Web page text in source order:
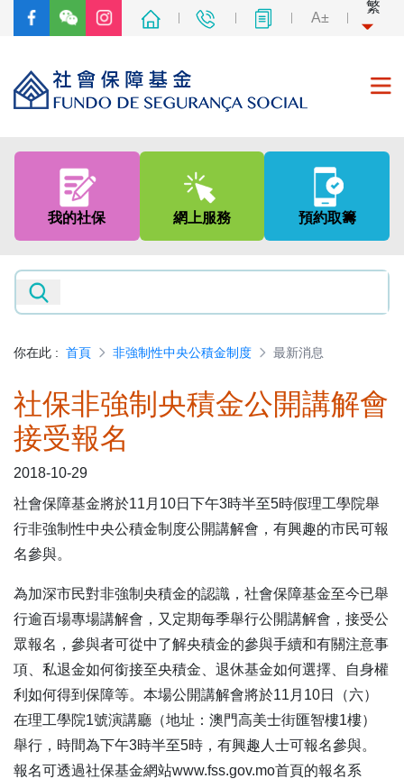
A±
繁
關於我們
我的社保 網上服務 預約取籌
你在此 : 首頁 非強制性中央公積金制度 最新消息
社保非強制央積金公開講解會
接受報名
2018-10-29
社會保障基金將於11月10日下午3時半至5時假理工學院舉
行非強制性中央公積金制度公開講解會，有興趣的市民可報
名參與。
為加深市民對非強制央積金的認識，社會保障基金至今已舉
行逾百場專場講解會，又定期每季舉行公開講解會，接受公
眾報名，參與者可從中了解央積金的參與手續和有關注意事
項、私退金如何銜接至央積金、退休基金如何選擇、自身權
利如何得到保障等。本場公開講解會將於11月10日（六）
在理工學院1號演講廳（地址：澳門高美士街匯智樓1樓）
舉行，時間為下午3時半至5時，有興趣人士可報名參與。
報名可透過社保基金網站www.fss.gov.mo首頁的報名系